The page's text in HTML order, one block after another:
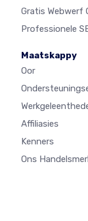
Gratis Webwerf
Professionele
Maatskappy
Oor
Affiliasies
Kenners
Ons